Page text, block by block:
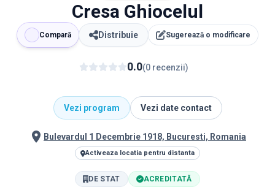
Cresa Ghiocelul
Compară Distribuie Sugerează o modificare
0.0(0 recenzii)
Vezi program Vezi date contact
Bulevardul 1 Decembrie 1918, Bucuresti, Romania
Activeaza locatia pentru distanta
DE STAT ACREDITATĂ